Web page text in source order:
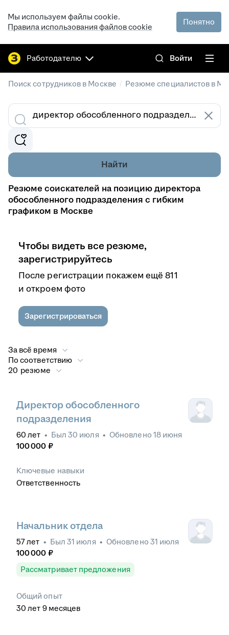
Мы используем файлы cookie.
Правила использования файлов cookie
Понятно
Работодателю Войти
Поиск сотрудников в Москве / Резюме специалистов в
Найти
Резюме соискателей на позицию директора
обособленного подразделения с гибким
графиком в Москве
Чтобы видеть все резюме,
зарегистрируйтесь
После регистрации покажем ещё 811
и откроем фото
Зарегистрироваться
За всё время
По соответствию
20 резюме
Директор обособленного
подразделения
60 лет • Был 30 июля • Обновлено 18 июня
100 000 ₽
Ключевые навыки
Ответственность
Начальник отдела
57лет • Был 31 июля • Обновлено 31 июля
100 000 ₽
Рассматривает предложения
Общий опыт
30 лет 9 месяцев